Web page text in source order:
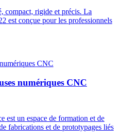
compact, rigide et précis. La
est conçue pour les professionnels
numériques CNC
est un espace de formation et de
fabrications et de prototypages liés